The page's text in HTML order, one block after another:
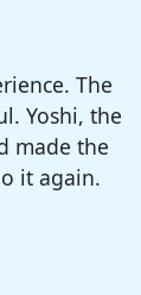
TSC,
camp site
spray for